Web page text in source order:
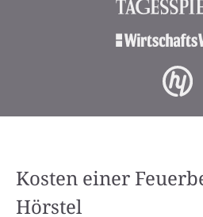
Kosten einer
Hörstel